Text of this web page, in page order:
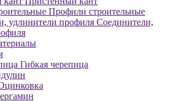
Профили строительные
Соединители,
Гибкая черепица